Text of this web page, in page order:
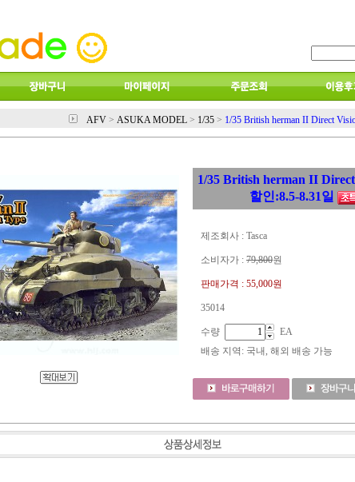
AFV > ASUKA MODEL > 1/35 > 1/35 British herman II Direct
1/35 British herman II
할인:8.5-8.31일
제조회사 : Tasca
소비자가 : 79,800원
판매가격 : 55,000원
35014
수량
EA
배송 지역 : 국내, 해외 배송 가능